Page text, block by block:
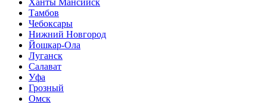
Ханты Мансийск
Тамбов
Чебоксары
Нижний Новгород
Йошкар-Ола
Луганск
Салават
Уфа
Грозный
Омск